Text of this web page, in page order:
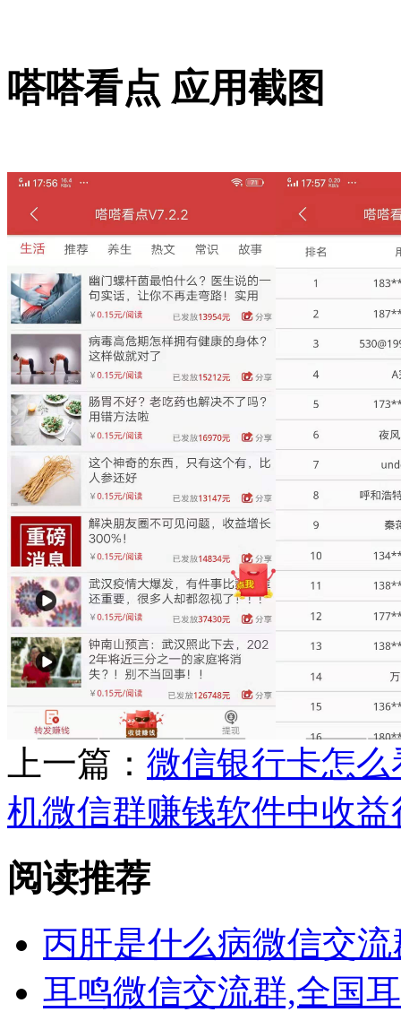
嗒嗒看点 应用截图
上一篇： 微信银行卡怎
机微信群赚钱软件中收益
阅读推荐
丙肝是什么病微信交
耳鸣微信交流群,全国